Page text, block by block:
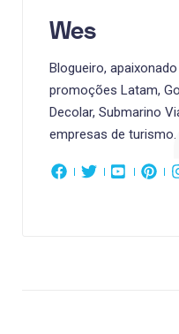
Wes
Blogueiro,
promoções Latam,
Decolar, Submarino
empresas de turismo.